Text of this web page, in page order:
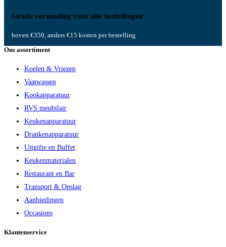
Gratis verzending voor alle bestellingen
boven €350, anders €15 kosten per bestelling
Ons assortiment
Koelen & Vriezen
Vaatwassen
Kookapparatuur
RVS meubilair
Keukenapparatuur
Drankenapparatuur
Uitgifte en Buffet
Keukenmaterialen
Restaurant en Bar
Transport & Opslag
Aanbiedingen
Occasions
Klantenservice